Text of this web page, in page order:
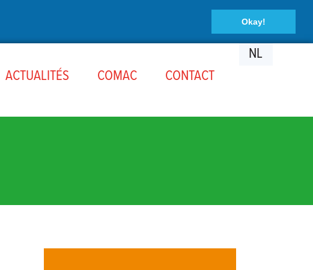
Okay!
ACTUALITÉS COMAC CONTACT
NL